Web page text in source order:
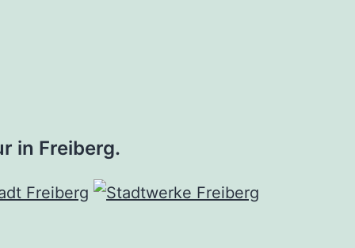
in Freiberg.